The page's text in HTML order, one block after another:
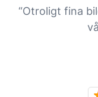
“Otroligt fina